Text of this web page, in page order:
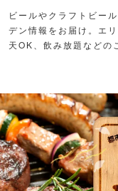
ビールやクラフトビー
デン情報をお届け。エ
天OK、飲み放題などの